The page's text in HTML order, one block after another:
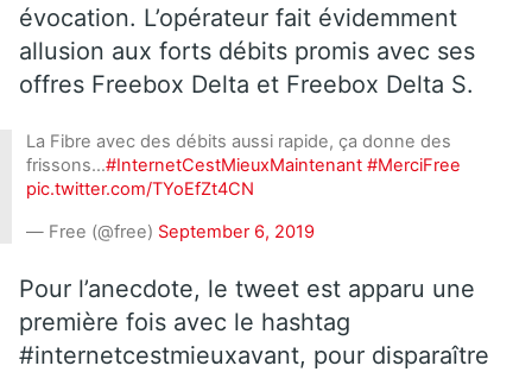
évocation. L’opérateur fait évidemment
allusion aux forts débits promis avec ses
offres Freebox Delta et Freebox Delta S.
La Fibre avec des débits aussi rapide, ça donne des
frissons…#InternetCestMieuxMaintenant #MerciFree
pic.twitter.com/TYoEfZt4CN
— Free (@free) September 6, 2019
Pour l’anecdote, le tweet est apparu une
première fois avec le hashtag
#internetcestmieuxavant, pour disparaître